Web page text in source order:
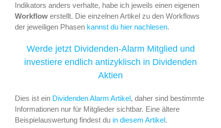
Indikators anders verhalte, habe ich jeweils einen eigenen
Workflow erstellt. Die einzelnen Artikel zu den Workflows
der jeweiligen Phasen kannst du hier nachlesen.
Werde jetzt Dividenden-Alarm Mitglied und
investiere endlich antizyklisch in Dividenden
Aktien
Dies ist ein Dividenden Alarm Artikel, daher sind bestimmte
Informationen nur für Mitglieder sichtbar. Eine ältere
Beispielauswertung findest du in diesem Artikel.